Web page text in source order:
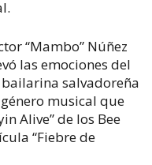
“Mambo” Núñez
las emociones del
salvadoreña
género musical que
Alive” de los Bee
“Fiebre de